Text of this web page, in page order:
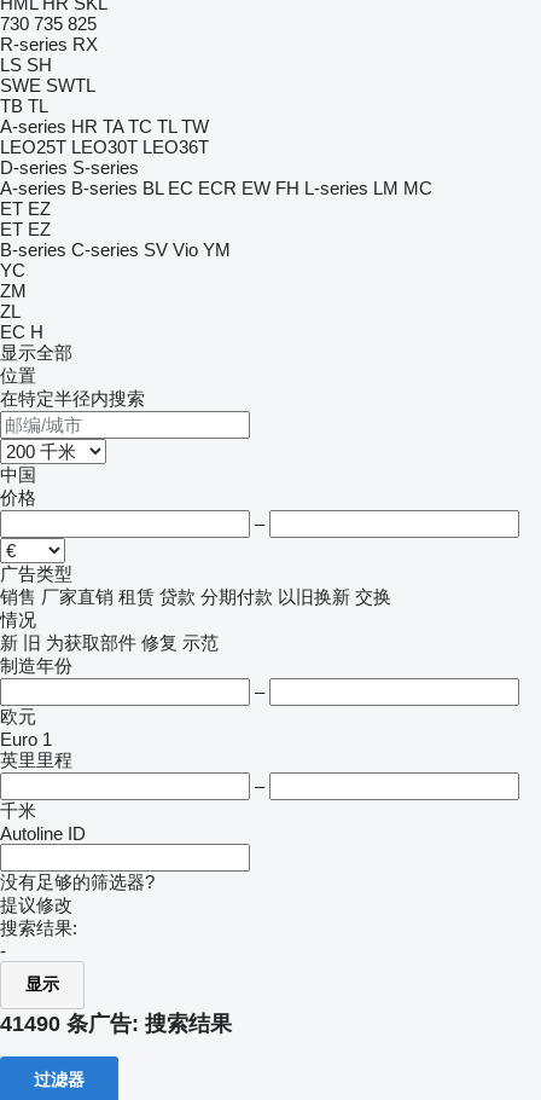
730 735 825
R-series RX
LS SH
SWE SWTL
TB TL
A-series HR TA TC TL TW
LEO25T LEO30T LEO36T
D-series S-series
A-series B-series BL EC ECR EW FH L-series LM MC
ET EZ
ET EZ
B-series C-series SV Vio YM
YC
ZM
ZL
EC H
显示全部
位置
在特定半径内搜索
中国
价格
–
广告类型
销售 厂家直销 租赁 贷款 分期付款 以旧换新 交换
情况
新 旧 为获取部件 修复 示范
制造年份
–
欧元
Euro 1
英里里程
–
千米
Autoline ID
没有足够的筛选器?
提议修改
搜索结果:
-
显示
41490 条广告: 搜索结果
过滤器